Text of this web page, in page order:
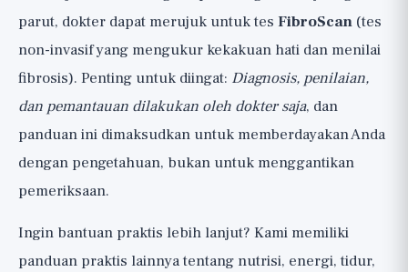
parut, dokter dapat merujuk untuk tes FibroScan (tes
non-invasif yang mengukur kekakuan hati dan menilai
fibrosis). Penting untuk diingat: Diagnosis, penilaian,
dan pemantauan dilakukan oleh dokter saja, dan
panduan ini dimaksudkan untuk memberdayakan Anda
dengan pengetahuan, bukan untuk menggantikan
pemeriksaan.
Ingin bantuan praktis lebih lanjut? Kami memiliki
panduan praktis lainnyatentang nutrisi, energi, tidur,